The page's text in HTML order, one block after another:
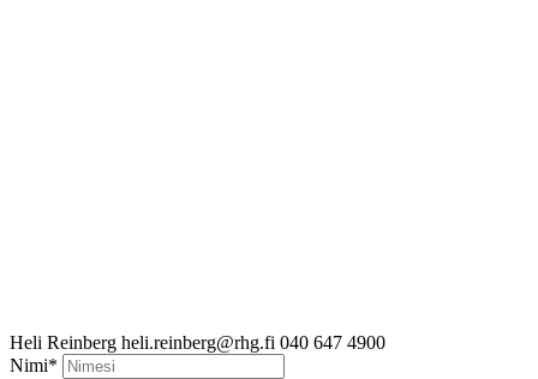
Heli Reinberg heli.reinberg@rhg.fi 040 647 4900
Nimi*